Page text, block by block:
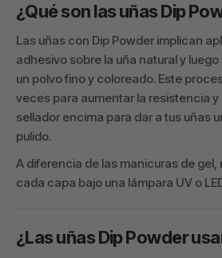
¿Qué son las uñas Dip
Las uñas con Dip Powder implican
adhesivo sobre la uña natural y
un polvo fino y coloreado. Este
veces para aumentar la resistencia y
sellador encima para dar a tus uñas
pulido.
A diferencia de las manicuras de
cada capa bajo una lámpara UV o
¿Las uñas Dip Powder